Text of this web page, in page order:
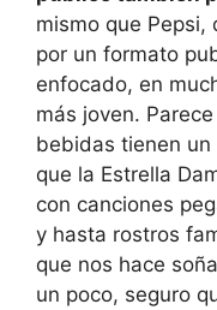
mismo que
por un formato
enfocado, en
más joven.
bebidas tienen
que la Estrella
con canciones
y hasta rostros
que nos hace
un poco, seguro